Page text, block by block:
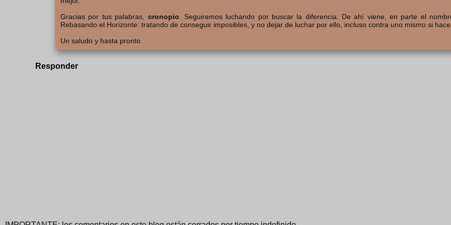
Gracias por tus palabras, cronopio . Seguiremos luchando por buscar la diferencia. De ahí viene, en parte el
Rebasando el Horizonte: tratando de conseguir imposibles, y no dejar de luchar por ello, incluso contra uno mismo si hace
Un saludo y hasta pronto.
Responder